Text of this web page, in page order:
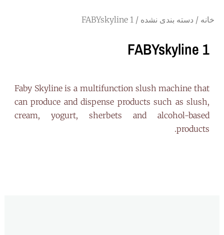
خانه / دسته بندی نشده / FABYskyline 1
FABYskyline 1
Faby Skyline is a multifunction slush machine that
can produce and dispense products such as slush,
cream, yogurt, sherbets and alcohol-based
products.